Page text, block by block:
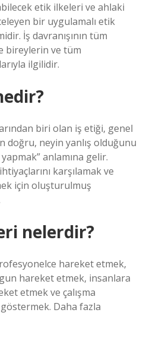
etik ilkeleri ve ahlaki
bir uygulamalı etik
İş davranışının tüm
bireylerin ve tüm
ilgilidir.
biri olan iş etiği, genel
doğru, neyin yanlış olduğunu
anlamına gelir.
karşılamak ve
için oluşturulmuş
nelerdir?
hareket etmek,
hareket etmek, insanlara
etmek ve çalışma
Daha fazla